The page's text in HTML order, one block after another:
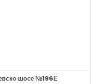
шосе №196Е